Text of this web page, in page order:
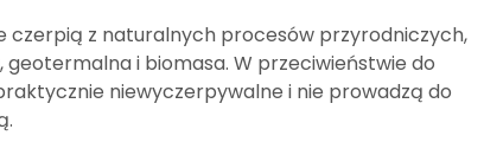
czerpią z naturalnych procesów przyrodniczych,
geotermalna i biomasa. W przeciwieństwie do
niewyczerpywalne i nie prowadzą do